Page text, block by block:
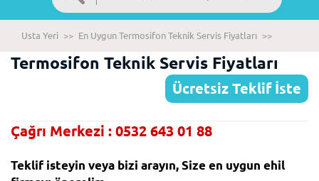
Usta Yeri >> En Uygun Termosifon Teknik Servis Fiyatları >>
Termosifon Teknik Servis Fiyatları
Ücretsiz Teklif İste
Çağrı Merkezi : 0532 643 01 88
Teklif isteyin veya bizi arayın, Size en uygun ehil